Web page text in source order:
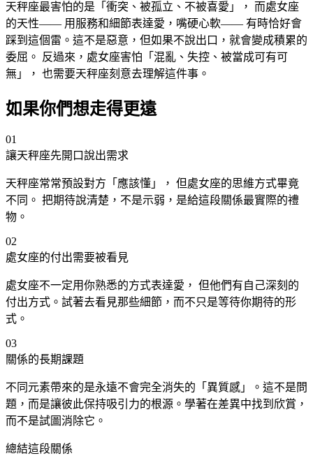
天秤座最害怕的是「衝突、被孤立、不被喜愛」， 而處女座
的天性—— 用服務和細節表達愛，嘴硬心軟—— 有時恰好會
踩到這個雷。這不是惡意，但如果不說出口，就會變成積累的
委屈。 反過來，處女座害怕「混亂、失控、被當成可有可
無」， 也需要天秤座刻意去理解這件事。
如果你們想走得更遠
01
讓天秤座先開口說出需求
天秤座常常預設對方「應該懂」， 但處女座的思維方式畢竟
不同。 把期待說清楚，不是示弱，是給這段關係最實際的禮
物。
02
處女座的付出需要被看見
處女座不一定用你熟悉的方式表達愛， 但他們有自己深刻的
付出方式。試著去看見那些細節，而不只是等待你期待的形
式。
03
關係的長期課題
不同元素帶來的是永遠不會完全消失的「異質感」。這不是問
題，而是讓彼此保持吸引力的根源。學著在差異中找到欣賞，
而不是試圖消除它。
總結這段關係